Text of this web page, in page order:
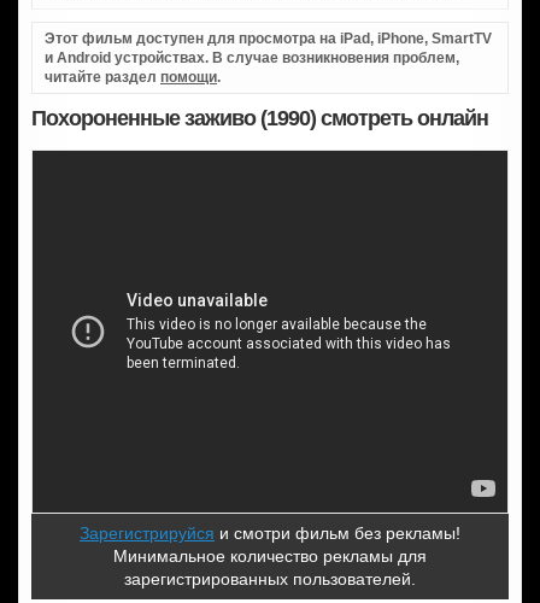
Этот фильм доступен для просмотра на iPad, iPhone, SmartTV
и Android устройствах. В случае возникновения проблем,
читайте раздел помощи.
Похороненные заживо (1990) смотреть онлайн
Зарегистрируйся и смотри фильм без рекламы!
Минимальное количество рекламы для
зарегистрированных пользователей.